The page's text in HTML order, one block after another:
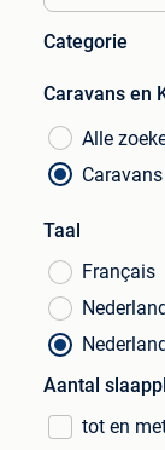
Categorie
Caravans en
Alle
Caravans
Taal
Français
Aantal
tot en